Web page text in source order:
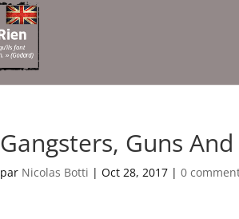
Gangsters, Guns
par Nicolas Botti |Oct 28, 2017 |0